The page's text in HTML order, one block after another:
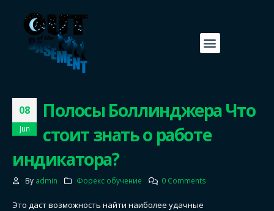
08
Jun
Полосы Боллинджера Что
стоит знать о работе
индикатора?
By admin Форекс обучение 0 Comments
Это даст возможность найти наиболее удачные